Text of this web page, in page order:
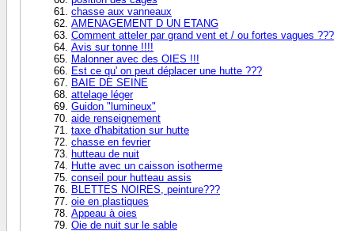
chasse aux vanneaux
AMENAGEMENT D UN ETANG
Comment atteler par grand vent et / ou fortes vagues ???
Avis sur tonne !!!!
Malonner avec des OIES !!!
Est ce qu' on peut déplacer une hutte ???
BAIE DE SEINE
attelage léger
Guidon "lumineux"
aide renseignement
taxe d'habitation sur hutte
chasse en fevrier
hutteau de nuit
Hutte avec un caisson isotherme
conseil pour hutteau assis
BLETTES NOIRES, peinture???
oie en plastiques
Appeau à oies
Oie de nuit sur le sable